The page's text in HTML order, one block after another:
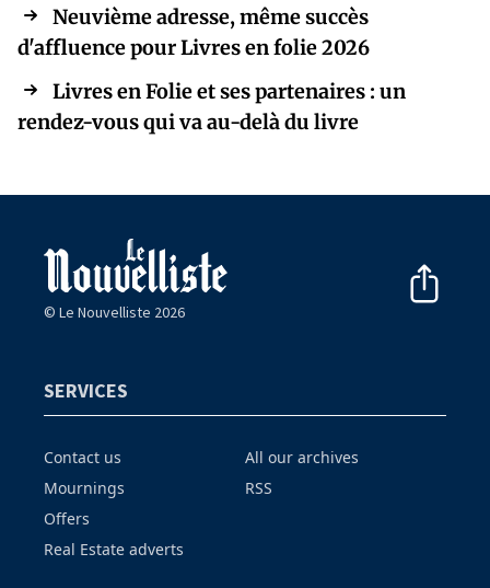
Neuvième adresse, même succès
d'affluence pour Livres en folie 2026
Livres en Folie et ses partenaires : un
rendez-vous qui va au-delà du livre
© Le Nouvelliste 2026
SERVICES
Contact us
Mournings
Offers
Real Estate adverts
All our archives
RSS